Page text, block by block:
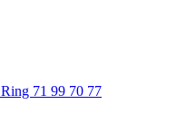
Ring 71 99 70 77